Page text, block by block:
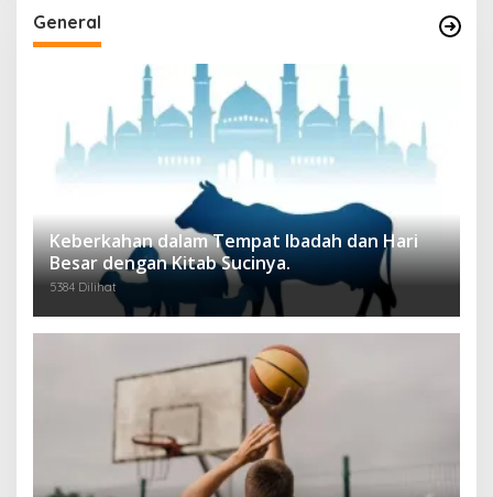
General
Keberkahan dalam Tempat Ibadah dan Hari
Besar dengan Kitab Sucinya.
5384 Dilihat